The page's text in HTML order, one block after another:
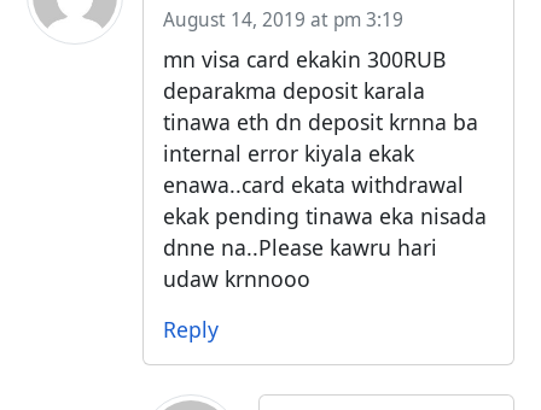
August 14, 2019 at pm 3:19
mn visa card ekakin 300RUB
deparakma deposit karala
tinawa eth dn deposit krnna ba
internal error kiyala ekak
enawa..card ekata withdrawal
ekak pending tinawa eka nisada
dnne na..Please kawru hari
udaw krnnooo
Reply